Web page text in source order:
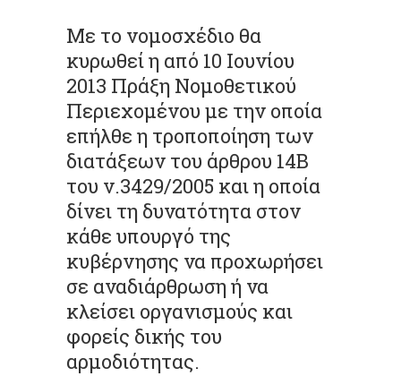
Με το νομοσχέδιο θα
κυρωθεί η από 10 Ιουνίου
2013 Πράξη Νομοθετικού
Περιεχομένου με την οποία
επήλθε η τροποποίηση των
διατάξεων του άρθρου 14Β
του ν.3429/2005 και η οποία
δίνει τη δυνατότητα στον
κάθε υπουργό της
κυβέρνησης να προχωρήσει
σε αναδιάρθρωση ή να
κλείσει οργανισμούς και
φορείς δικής του
αρμοδιότητας.